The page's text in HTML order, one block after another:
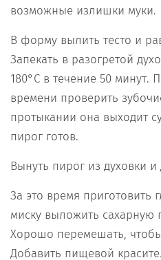
возможные излишки муки.
В форму вылить тесто и
Запекать в разогретой
180°С в течение 50 минут.
времени проверить
протыкании она выходит
пирог готов.
Вынуть пирог из духовки и
За это время приготовить
миску выложить сахарную
Хорошо перемешать,
Добавить пищевой